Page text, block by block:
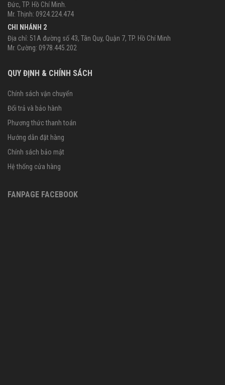
Đức, TP. Hồ Chí Minh.
Mr. Thịnh: 0924.224.474
CHI NHÁNH 2
Địa chỉ: 51A đường số 43, Tân Quy, Quận 7, TP. Hồ Chí Minh
Mr. Cường: 0978.445.202
QUY ĐỊNH & CHÍNH SÁCH
Chính sách vận chuyển
Đổi trả và bảo hành
Phương thức thanh toán
Hướng dẫn đặt hàng
Chính sách bảo mật
Hệ thống cửa hàng
FANPAGE FACEBOOK